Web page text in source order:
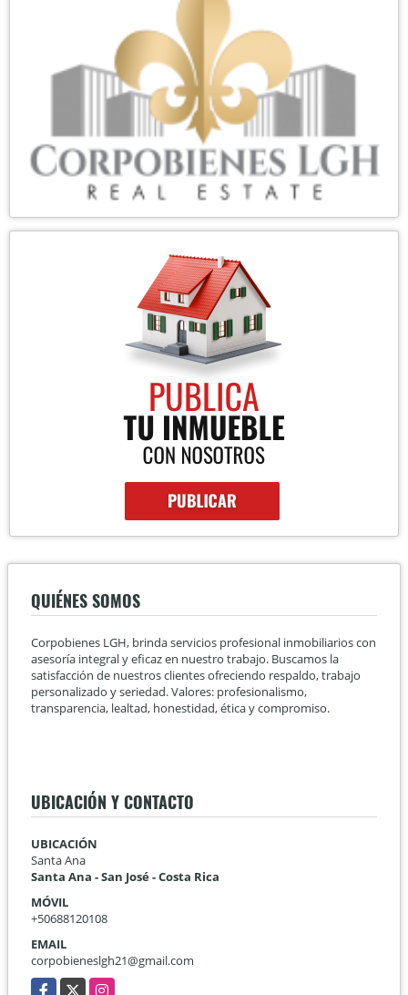
QUIÉNES SOMOS
Corpobienes LGH, brinda servicios profesional inmobiliarios con
asesoría integral y eficaz en nuestro trabajo. Buscamos la
satisfacción de nuestros clientes ofreciendo respaldo, trabajo
personalizado y seriedad. Valores: profesionalismo,
transparencia, lealtad, honestidad, ética y compromiso.
UBICACIÓN Y CONTACTO
UBICACIÓN
Santa Ana
Santa Ana - San José - Costa Rica
MÓVIL
+50688120108
EMAIL
corpobieneslgh21@gmail.com
Facebook
X Instagram